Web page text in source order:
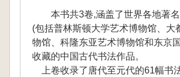
本书共3卷,涵盖了世界各地著名
(包括普林斯顿大学艺术博物馆、大
物馆、科隆东亚艺术博物馆和东京
收藏的中国古代书法作品。
上卷收录了唐代至元代的61幅书